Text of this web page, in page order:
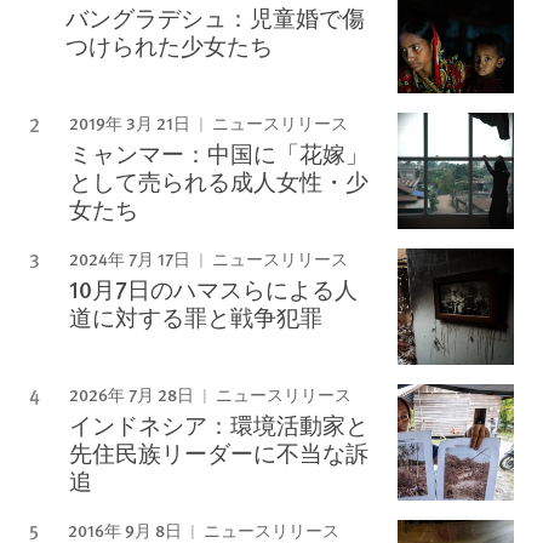
バングラデシュ：児童婚で傷
つけられた少女たち
2019年 3月 21日 ニュースリリース
ミャンマー：中国に「花嫁」
として売られる成人女性・少
女たち
2024年 7月 17日 ニュースリリース
10月7日のハマスらによる人
道に対する罪と戦争犯罪
2026年 7月 28日 ニュースリリース
インドネシア：環境活動家と
先住民族リーダーに不当な訴
追
2016年 9月 8日 ニュースリリース